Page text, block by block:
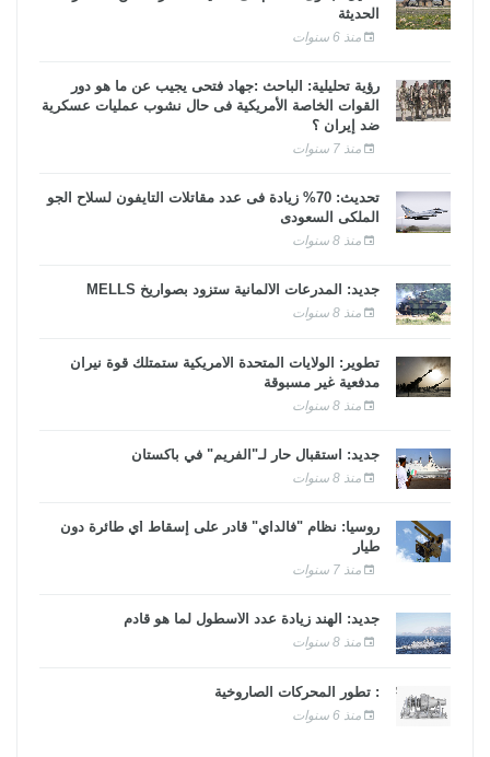
الحديثة
منذ 6 سنوات
رؤية تحليلية: الباحث :جهاد فتحى يجيب عن ما هو دور
القوات الخاصة الأمريكية فى حال نشوب عمليات عسكرية
ضد إيران ؟
منذ 7 سنوات
تحديث: 70% زيادة فى عدد مقاتلات التايفون لسلاح الجو
الملكى السعودى
منذ 8 سنوات
جديد: المدرعات الألمانية ستزود بصواريخ MELLS
منذ 8 سنوات
تطوير: الولايات المتحدة الأمريكية ستمتلك قوة نيران
مدفعية غير مسبوقة
منذ 8 سنوات
جديد: استقبال حار لـ"الفريم" في باكستان
منذ 8 سنوات
روسيا: نظام "فالداي" قادر على إسقاط أي طائرة دون
طيار
منذ 7 سنوات
جديد: الهند زيادة عدد الأسطول لما هو قادم
منذ 8 سنوات
: تطور المحركات الصاروخية
منذ 6 سنوات